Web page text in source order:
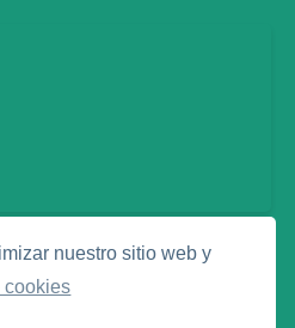
nuestro sitio web y
cookies